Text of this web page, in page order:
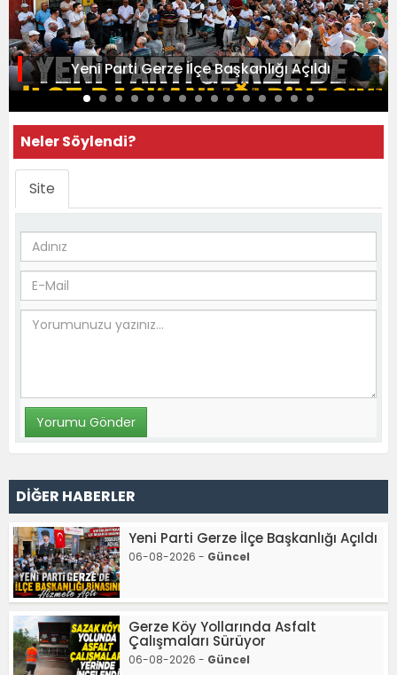
Yeni Parti Gerze İlçe Başkanlığı Açıldı
Neler Söylendi?
Site
DİĞER HABERLER
Yeni Parti Gerze İlçe Başkanlığı Açıldı
06-08-2026 - Güncel
Gerze Köy Yollarında Asfalt
Çalışmaları Sürüyor
06-08-2026 - Güncel